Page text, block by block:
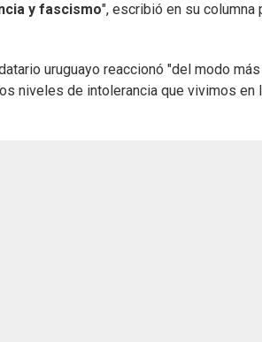
y fascismo", escribió en su columna
uruguayo reaccionó "del modo
niveles de intolerancia que vivimos